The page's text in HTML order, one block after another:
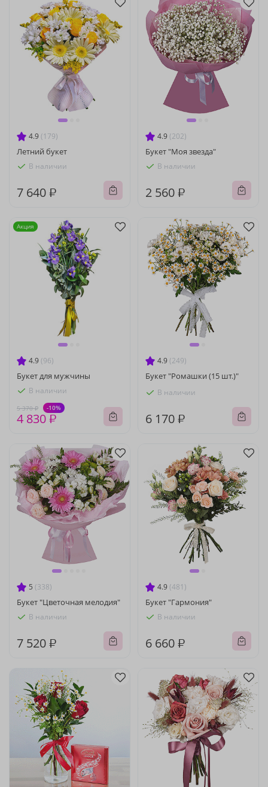
4.9 (179)
Летний букет
В наличии
7 640 ₽
4.9 (202)
Букет "Моя звезда"
В наличии
2 560 ₽
4.9 (96)
Букет для мужчины
В наличии
5 370 ₽ -10%
4 830 ₽
Акция
4.9 (249)
Букет "Ромашки (15 шт.)"
В наличии
6 170 ₽
5 (338)
Букет "Цветочная мелодия"
В наличии
7 520 ₽
4.9 (481)
Букет "Гармония"
В наличии
6 660 ₽